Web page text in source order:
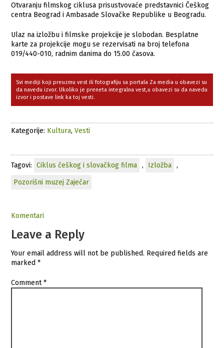
Otvaranju filmskog ciklusa prisustvovaće predstavnici Češkog
centra Beograd i Ambasade Slovačke Republike u Beogradu.
Ulaz na izložbu i filmske projekcije je slobodan. Besplatne
karte za projekcije mogu se rezervisati na broj telefona
019/440-010, radnim danima do 15.00 časova.
Svi mediji koji preuzmu vest ili fotografiju sa portala Za media u obavezi su
da navedu izvor. Ukoliko je preneta integralna vest,u obavezi su da navedu
izvor i postave link ka toj vesti.
Kategorije: Kultura,Vesti
Tagovi: Ciklus češkog i slovačkog filma , Izložba
,
Pozorišni muzej Zaječar
Komentari
Leave a Reply
Your email address will not be published. Required fields are
marked*
Comment*